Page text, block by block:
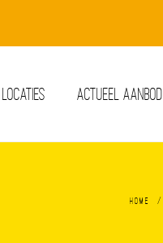
LOCATIES ACTUEEL AANBOD
Home /